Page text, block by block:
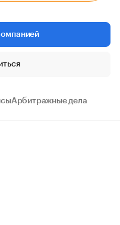
Арбитражные дела